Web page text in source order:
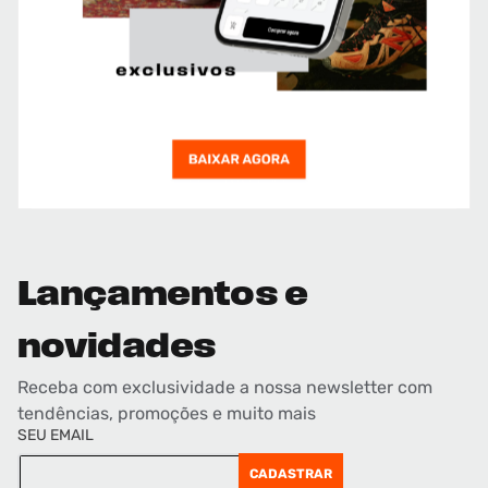
Lançamentos e
novidades
Receba com exclusividade a nossa newsletter com
tendências, promoções e muito mais
SEU EMAIL
CADASTRAR